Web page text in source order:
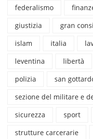
federalismo
giustizia
gran
islam
italia
leventina
libertà
polizia
san
sezione del militare e
sicurezza
sport
strutture carcerarie